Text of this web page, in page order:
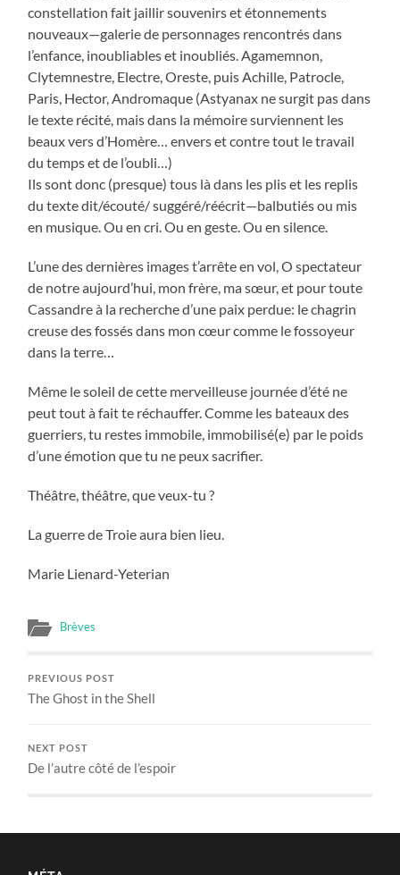
constellation fait jaillir souvenirs et étonnements
nouveaux—galerie de personnages rencontrés dans
l’enfance, inoubliables et inoubliés. Agamemnon,
Clytemnestre, Electre, Oreste, puis Achille, Patrocle,
Paris, Hector, Andromaque (Astyanax ne surgit pas dans
le texte récité, mais dans la mémoire surviennent les
beaux vers d’Homère… envers et contre tout le travail
du temps et de l’oubli…)
Ils sont donc (presque) tous là dans les plis et les replis
du texte dit/écouté/ suggéré/réécrit—balbutiés ou mis
en musique. Ou en cri. Ou en geste. Ou en silence.
L’une des dernières images t’arrête en vol, O spectateur
de notre aujourd’hui, mon frère, ma sœur, et pour toute
Cassandre à la recherche d’une paix perdue: le chagrin
creuse des fossés dans mon cœur comme le fossoyeur
dans la terre…
Même le soleil de cette merveilleuse journée d’été ne
peut tout à fait te réchauffer. Comme les bateaux des
guerriers, tu restes immobile, immobilisé(e) par le poids
d’une émotion que tu ne peux sacrifier.
Théâtre, théâtre, que veux-tu ?
La guerre de Troie aura bien lieu.
Marie Lienard-Yeterian
Brèves
PREVIOUS POST
The Ghost in the Shell
NEXT POST
De l’autre côté de l’espoir